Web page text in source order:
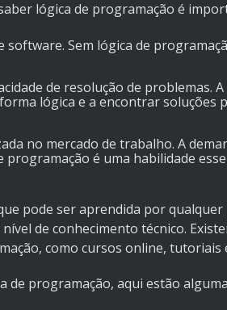
lógica de programação é
software. Sem lógica de
de resolução de problemas. A
lógica e a encontrar soluções
no mercado de trabalho. A
programação é uma habilidade
pode ser aprendida por qualquer
de conhecimento técnico.
como cursos online, tutoriais
de programação, aqui estão